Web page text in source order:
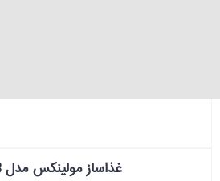
غذاساز مولینکس مدل FP733